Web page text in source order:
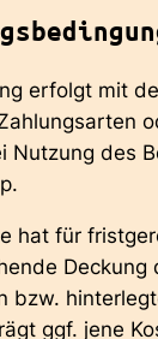
erfolgt mit
Nutzung des
hat für
Deckung
bzw.
ggf. jene